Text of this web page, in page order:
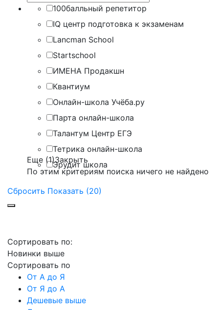
100балльный репетитор
IQ центр подготовка к экзаменам
Lancman School
Startschool
ИМЕНА Продакшн
Квантиум
Онлайн-школа Учёба.ру
Парта онлайн-школа
Талантум Центр ЕГЭ
Тетрика онлайн-школа
Эрудит школа
Еще (1)Закрыть
По этим критериям поиска ничего не найдено
Сбросить Показать (20)
Сортировать по:
Новинки выше
Сортировать по
От А до Я
От Я до А
Дешевые выше